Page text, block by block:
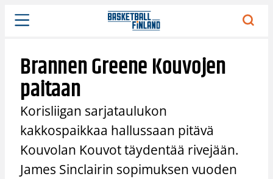
Siirry
sisältöön
Brannen Greene Kouvojen
paitaan
Korisliigan sarjataulukon
kakkospaikkaa hallussaan pitävä
Kouvolan Kouvot täydentää rivejään.
James Sinclairin sopimuksen vuoden